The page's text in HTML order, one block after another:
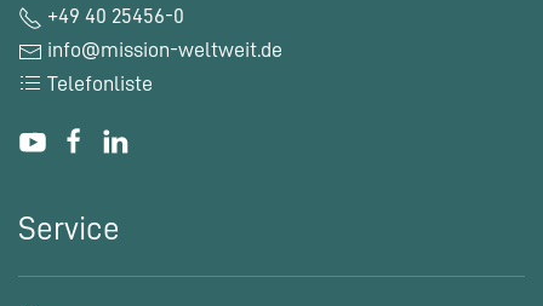
+49 40 25456-0
info@mission-weltweit.de
Telefonliste
Service